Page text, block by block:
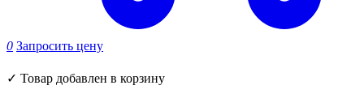
0 Запросить цену
✓ Товар добавлен в корзину